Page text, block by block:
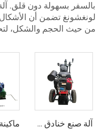
بالسفر بسهولة دون قلق.
لونغشونغ تضمن أن
من حيث الحجم والشكل،
آلة صنع خنادق الشقوق في مفاصل طرق الأسفلت، LS-200